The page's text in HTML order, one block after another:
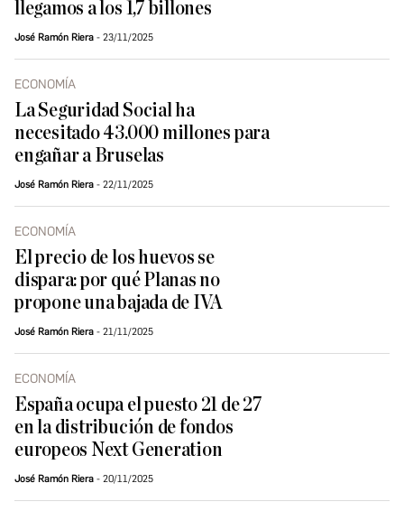
llegamos a los 1,7 billones
José Ramón Riera 23/11/2025
ECONOMÍA
La Seguridad Social ha
necesitado 43.000 millones para
engañar a Bruselas
José Ramón Riera 22/11/2025
ECONOMÍA
El precio de los huevos se
dispara: por qué Planas no
propone una bajada de IVA
José Ramón Riera 21/11/2025
ECONOMÍA
España ocupa el puesto 21 de 27
en la distribución de fondos
europeos Next Generation
José Ramón Riera 20/11/2025